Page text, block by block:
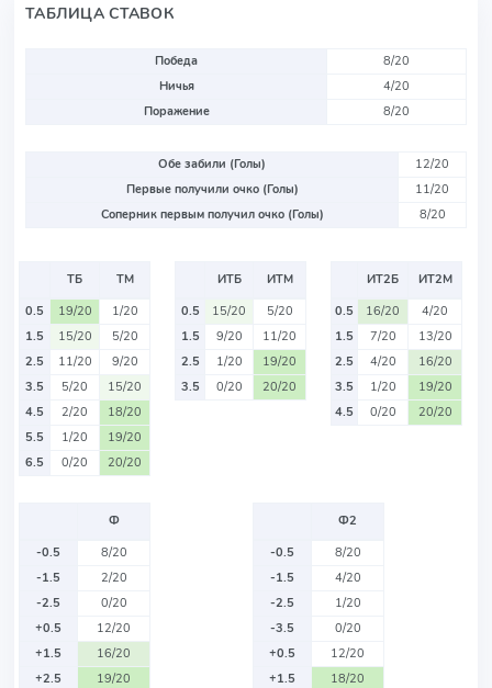
ТАБЛИЦА СТАВОК
Победа
8/20
Ничья
4/20
Поражение
8/20
Обе забили (Голы)
12/20
Первые получили очко (Голы)
11/20
Соперник первым получил очко (Голы)
8/20
ТБ
ТМ
0.5
19/20
1/20
1.5
15/20
5/20
2.5
11/20
9/20
3.5
5/20
15/20
4.5
2/20
18/20
5.5
1/20
19/20
6.5
0/20 20/20
ИТБ
ИТМ
0.5
15/20
5/20
1.5
9/20
11/20
2.5
1/20
19/20
3.5
0/20 20/20
ИТ2Б
ИТ2М
0.5
16/20
4/20
1.5
7/20
13/20
2.5
4/20
16/20
3.5
1/20
19/20
4.5
0/20 20/20
Ф
-0.5
8/20
-1.5
2/20
-2.5
0/20
+0.5
12/20
+1.5
16/20
+2.5
19/20
Ф2
-0.5
8/20
-1.5
4/20
-2.5
1/20
-3.5
0/20
+0.5
12/20
+1.5
18/20